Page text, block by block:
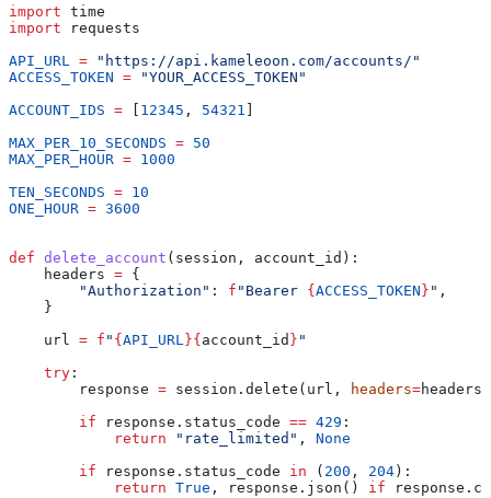
import time
import requests
API_URL = "https://api.kameleoon.com/accounts/"
ACCESS_TOKEN = "YOUR_ACCESS_TOKEN"
ACCOUNT_IDS = 12345 , 54321
MAX_PER_10_SECONDS = 50
MAX_PER_HOUR = 1000
TEN_SECONDS = 10
ONE_HOUR = 3600
def delete_account ( session , account_id ):
    headers
= {
        "Authorization"
: f "Bearer { ACCESS_TOKEN } " ,
    }
    url
= f " { API_URL }{ account_id } "
    try
:
        response
= session.delete(url, headers=headers)
        if
response.status_code == 429 :
            return
"rate_limited" , None
        if
response.status_code in ( 200 , 204 ):
            return
True , response.json() if